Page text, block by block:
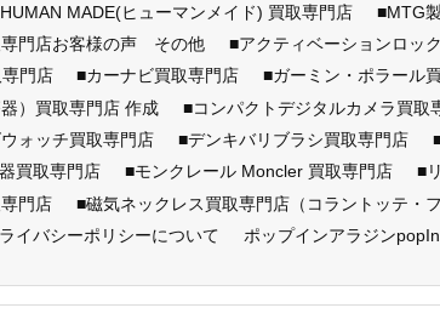
MADE(ヒューマンメイド) 買取専門店
■MTG
専門店お客様の声 その他
■アクティベーションロッ
門店
■カーナビ買取専門店 ■ガーミン・ポラール
）買取専門店 作成
■コンパクトデジタルカメラ買取
ォッチ買取専門店
■デンキバリブラシ買取専門店
買取専門店
■モンクレール Moncler 買取専門店 ■
門店
■磁気ネックレス買取専門店（コラントッテ・
イバシーポリシーについて
ポップインアラジン